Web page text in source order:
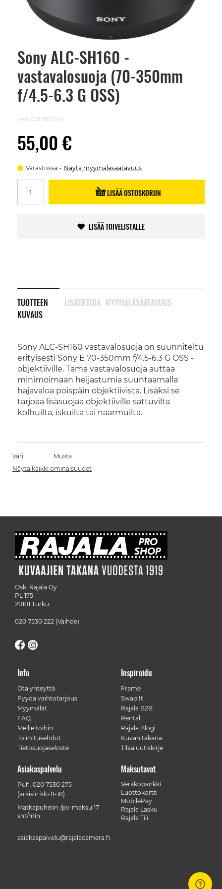
Sony ALC-SH160 -
vastavalosuoja (70-350mm
f/4.5-6.3 G OSS)
44ALCSH160SYH
55,00 €
Varastossa Näytä myymäläsaatavuus
LISÄÄ OSTOSKORIIN
LISÄÄ TOIVELISTALLE
TUOTTEEN
KUVAUS
Sony ALC-SH160 vastavalosuoja on suunniteltu
erityisesti Sony E 70-350mm f/4.5-6.3 G OSS -
objektiiville. Tämä vastavalosuoja auttaa
minimoimaan heijastumia suuntaamalla
hajavaloa poispäin objektiivista. Lisäksi se
tarjoaa lisäsuojaa objektiiville sattuvilta
kolhuilta, iskuilta tai naarmuilta.
LISÄTIETOJA MYYMÄLÄSAATAVUUS
Skip
beginning
images
Väri
Musta
Näytä kaikki ominaisuudet
Osk. Rajala Oy
PL 175
20101 Turku
020 7530 222 (Vaihde)
Info
Ota yhteyttä
Pyydä vaihtotarjous
Myymälät
FAQ
Meille töihin
Toimitusehdot
Tietosuojaseloste
Inspiroidu
Frame
Swap It
Rajala B2B
Rental
Rajala Blogi
Kuvan takana
Tilaa uutiskirje
Maksutavat
Verkkopankki
Luottokortti
MobilePay
Rajala Lasku
Rajala Tili
Asiakaspalvelu
Puh. 020 7530 275
(arkisin klo 8-18)
Matkapuhelin-/pv-maksu 17
snt/min.
asiakaspalvelu@rajalacamera.fi